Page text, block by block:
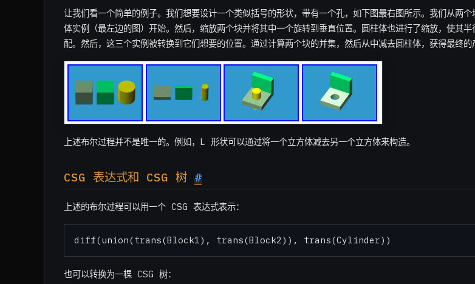
让我们看一个简单的例子。我们想要设计一个类似括号的形状，带有一个孔，如下图最右图所示。我们从两
体实例（最左边的图）开始。然后，缩放两个块并将其中一个旋转到垂直位置。圆柱体也进行了缩放，使其
配。然后，这三个实例被转换到它们想要的位置。通过计算两个块的并集，然后从中减去圆柱体，获得最终的
上述布尔过程并不是唯一的。例如，L 形状可以通过将一个立方体减去另一个立方体来构造。
CSG 表达式和 CSG 树 #
上述的布尔过程可以用一个 CSG 表达式表示：
也可以转换为一棵 CSG 树：